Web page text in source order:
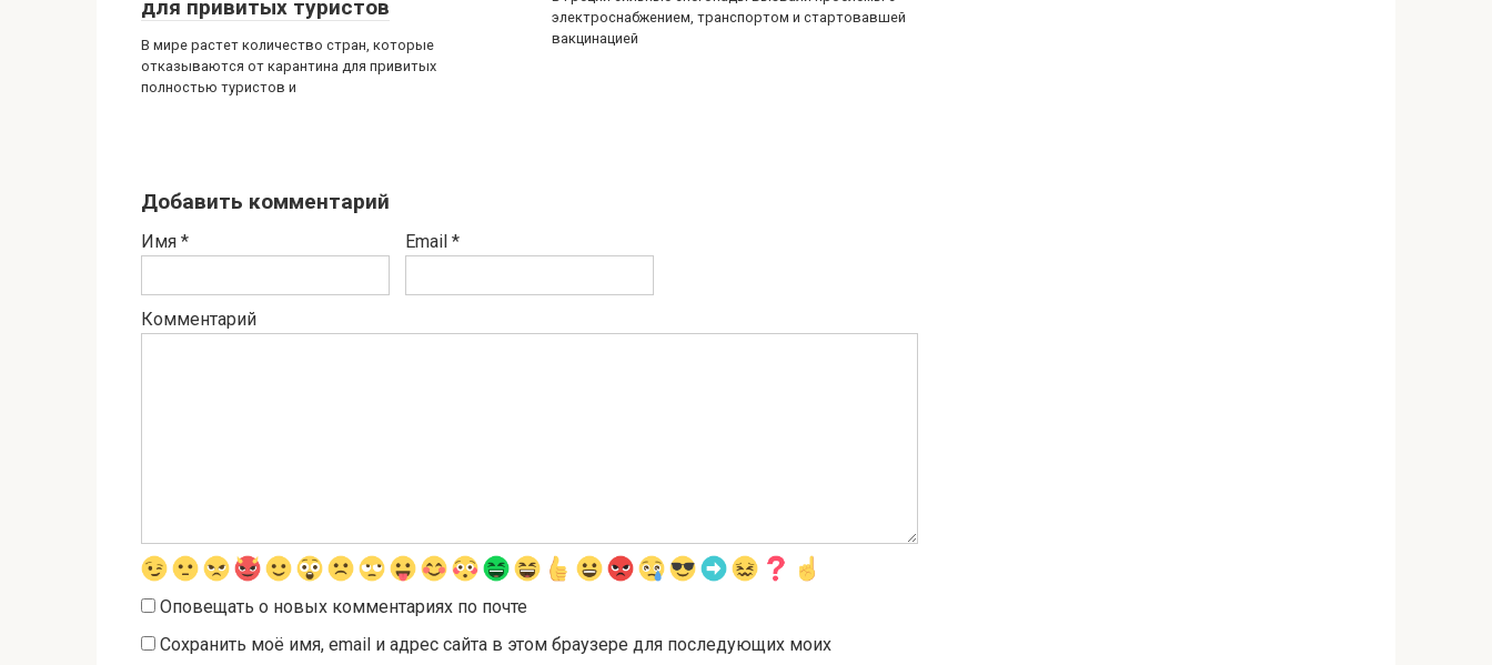
для привитых туристов
В мире растет количество стран, которые
отказываются от карантина для привитых
полностью туристов и
электроснабжением, транспортом и стартовавшей
вакцинацией
Добавить комментарий
Имя * Email *
Комментарий
Оповещать о новых комментариях по почте
Сохранить моё имя, email и адрес сайта в этом браузере для последующих моих